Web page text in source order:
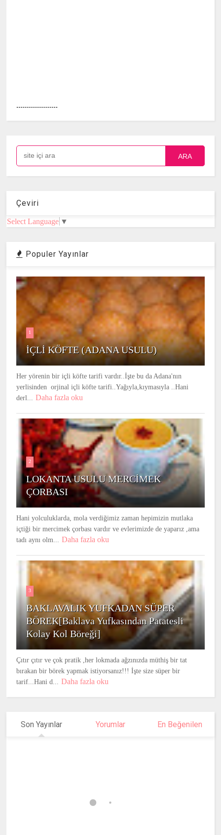
.....................
ARA
Çeviri
Select Language ▼
Populer Yayınlar
1
İÇLİ KÖFTE (ADANA USULU)
Her yörenin bir içli köfte tarifi vardır..İşte bu da Adana'nın
yerlisinden orjinal içli köfte tarifi..Yağıyla,kıymasıyla ..Hani
derl...
Daha fazla oku
2
LOKANTA USULU MERCİMEK
ÇORBASI
Hani yolculuklarda, mola verdiğimiz zaman hepimizin mutlaka
içtiği bir mercimek çorbası vardır ve evlerimizde de yaparız ,ama
tadı aynı olm...
Daha fazla oku
3
BAKLAVALIK YUFKADAN SÜPER
BÖREK[Baklava Yufkasından Patatesli
Kolay Kol Böreği]
Çıtır çıtır ve çok pratik ,her lokmada ağzınızda müthiş bir tat
bırakan bir börek yapmak istiyorsanız!!! İşte size süper bir
tarif...Hani d...
Daha fazla oku
Son Yayınlar Yorumlar En Beğenilen